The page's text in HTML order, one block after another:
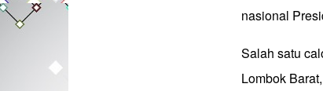
nasional
Salah satu
Lombok